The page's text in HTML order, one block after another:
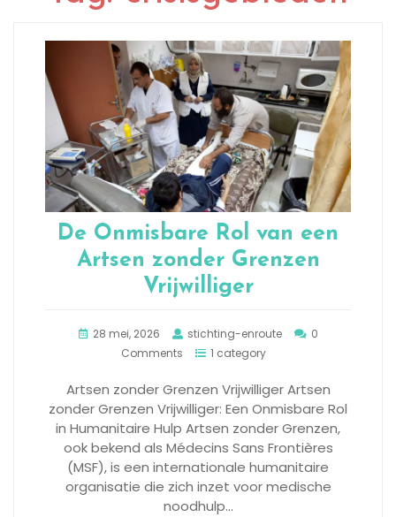
De Onmisbare Rol van een
Artsen zonder Grenzen
Vrijwilliger
28 mei, 2026 stichting-enroute
0
Comments
1 category
Artsen zonder Grenzen Vrijwilliger Artsen
zonder Grenzen Vrijwilliger: Een Onmisbare Rol
in Humanitaire Hulp Artsen zonder Grenzen,
ook bekend als Médecins Sans Frontières
(MSF), is een internationale humanitaire
organisatie die zich inzet voor medische
noodhulp…